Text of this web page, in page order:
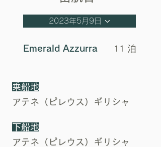
2023年5月9日
Emerald Azzurra 11 泊
乗船地
アテネ（ピレウス）ギリシャ
下船地
アテネ（ピレウス）ギリシャ